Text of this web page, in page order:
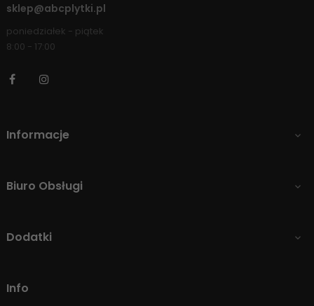
sklep@abcplytki.pl
poniedziałek - piątek
8:00 - 17:00
Facebook
Informacje 
Biuro Obsługi 
Dodatki 
Info